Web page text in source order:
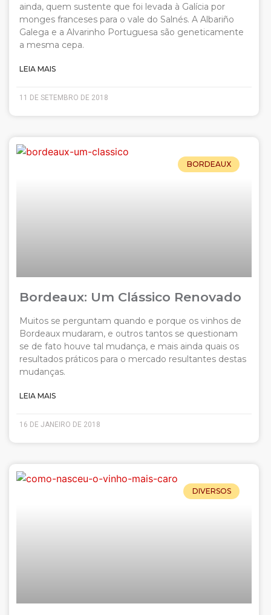
ainda, quem sustente que foi levada à Galícia por
monges franceses para o vale do Salnés. A Albariño
Galega e a Alvarinho Portuguesa são geneticamente
a mesma cepa.
LEIA MAIS
11 DE SETEMBRO DE 2018
BORDEAUX
Bordeaux: Um Clássico Renovado
Muitos se perguntam quando e porque os vinhos de
Bordeaux mudaram, e outros tantos se questionam
se de fato houve tal mudança, e mais ainda quais os
resultados práticos para o mercado resultantes destas
mudanças.
LEIA MAIS
16 DE JANEIRO DE 2018
DIVERSOS